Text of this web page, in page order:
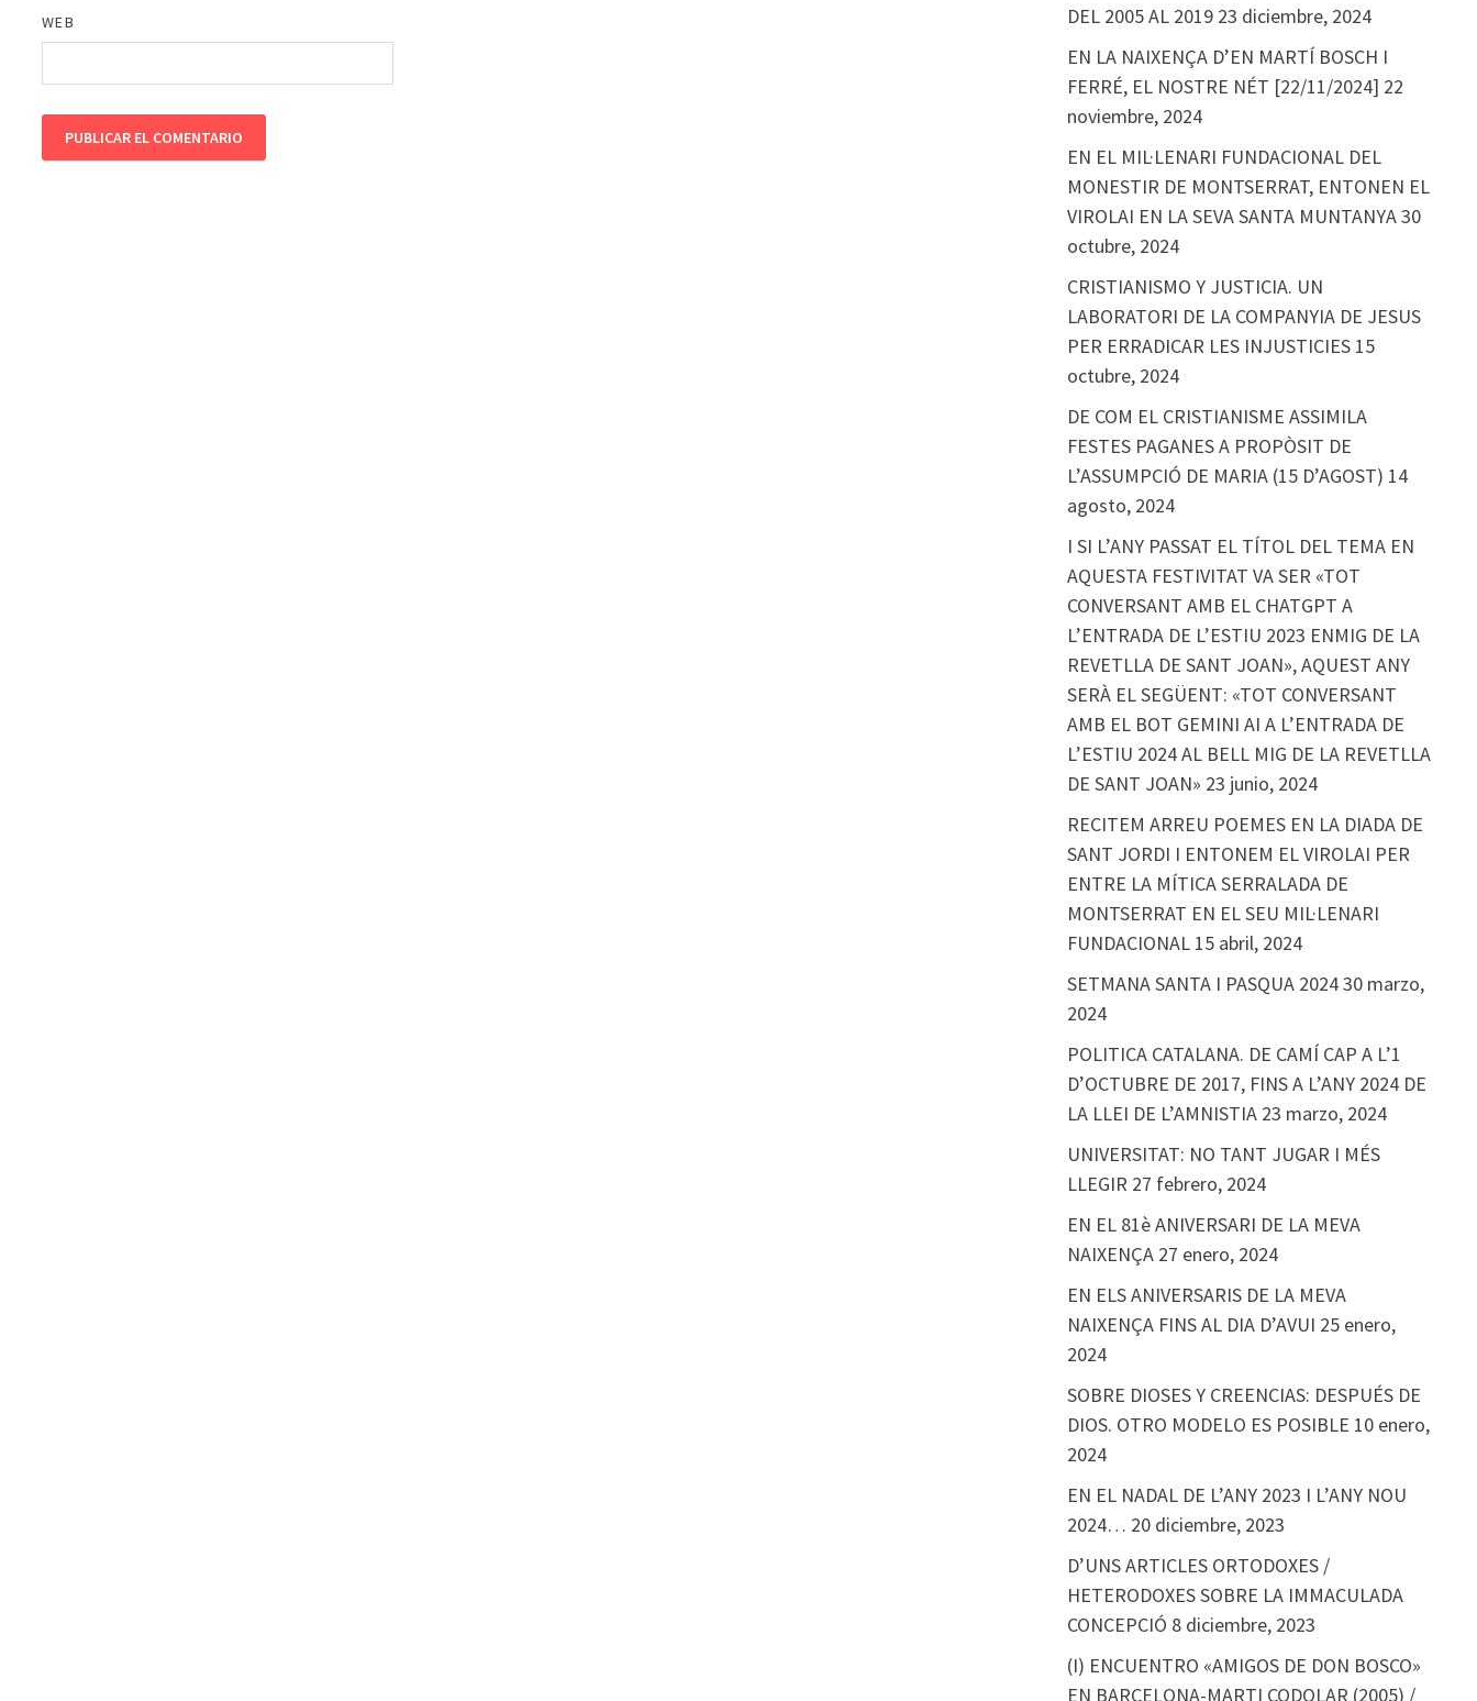
WEB
DEL 2005 AL 2019 23 diciembre, 2024
EN LA NAIXENÇA D’EN MARTÍ BOSCH I
FERRÉ, EL NOSTRE NÉT [22/11/2024] 22
noviembre, 2024
EN EL MIL·LENARI FUNDACIONAL DEL
MONESTIR DE MONTSERRAT, ENTONEN EL
VIROLAI EN LA SEVA SANTA MUNTANYA30
octubre, 2024
CRISTIANISMO Y JUSTICIA. UN
LABORATORI DE LA COMPANYIA DE JESUS
PER ERRADICAR LES INJUSTICIES 15
octubre, 2024
DE COM EL CRISTIANISME ASSIMILA
FESTES PAGANES A PROPÒSIT DE
L’ASSUMPCIÓ DE MARIA (15 D’AGOST) 14
agosto, 2024
I SI L’ANY PASSAT EL TÍTOL DEL TEMA EN
AQUESTA FESTIVITAT VA SER «TOT
CONVERSANT AMB EL CHATGPT A
L’ENTRADA DE L’ESTIU 2023 ENMIG DE LA
REVETLLA DE SANT JOAN», AQUEST ANY
SERÀ EL SEGÜENT: «TOT CONVERSANT
AMB EL BOT GEMINI AI A L’ENTRADA DE
L’ESTIU 2024 AL BELL MIG DE LA REVETLLA
DE SANT JOAN» 23 junio, 2024
RECITEM ARREU POEMES EN LA DIADA DE
SANT JORDI I ENTONEM EL VIROLAI PER
ENTRE LA MÍTICA SERRALADA DE
MONTSERRAT EN EL SEU MIL·LENARI
FUNDACIONAL 15 abril, 2024
SETMANA SANTA I PASQUA 202430 marzo,
2024
POLITICA CATALANA. DE CAMÍ CAP A L’1
D’OCTUBRE DE 2017, FINS A L’ANY 2024 DE
LA LLEI DE L’AMNISTIA 23 marzo, 2024
UNIVERSITAT: NO TANT JUGAR I MÉS
LLEGIR 27 febrero, 2024
EN EL 81è ANIVERSARI DE LA MEVA
NAIXENÇA 27 enero, 2024
EN ELS ANIVERSARIS DE LA MEVA
NAIXENÇA FINS AL DIA D’AVUI 25 enero,
2024
SOBRE DIOSES Y CREENCIAS: DESPUÉS DE
DIOS. OTRO MODELO ES POSIBLE 10 enero,
2024
EN EL NADAL DE L’ANY 2023 I L’ANY NOU
2024… 20 diciembre, 2023
D’UNS ARTICLES ORTODOXES /
HETERODOXES SOBRE LA IMMACULADA
CONCEPCIÓ 8 diciembre, 2023
(I) ENCUENTRO «AMIGOS DE DON BOSCO»
EN BARCELONA-MARTI CODOLAR (2005) /